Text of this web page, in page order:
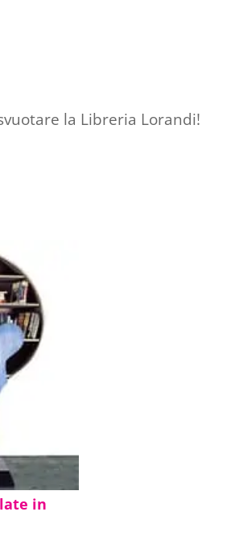
la Libreria Lorandi!
in